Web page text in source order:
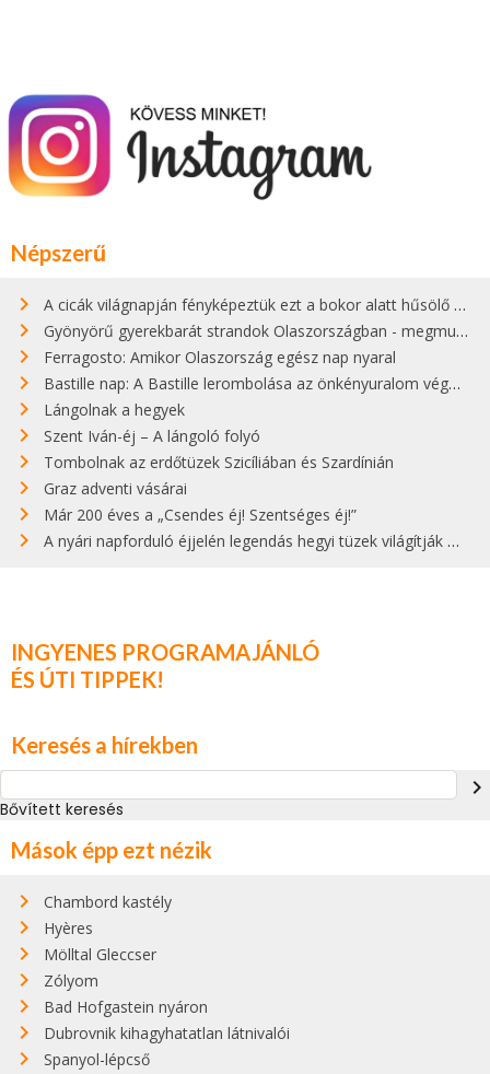
Népszerű
A cicák világnapján fényképeztük ezt a bokor alatt hűsölő cicát Kisorosziban
Gyönyörű gyerekbarát strandok Olaszországban - megmutatjuk a 15 legjobbat
Ferragosto: Amikor Olaszország egész nap nyaral
Bastille nap: A Bastille lerombolása az önkényuralom végét jelentette
Lángolnak a hegyek
Szent Iván-éj – A lángoló folyó
Tombolnak az erdőtüzek Szicíliában és Szardínián
Graz adventi vásárai
Már 200 éves a „Csendes éj! Szentséges éj!”
A nyári napforduló éjjelén legendás hegyi tüzek világítják meg Zugspitzét
INGYENES PROGRAMAJÁNLÓ
ÉS ÚTI TIPPEK!
Keresés a hírekben
navigate_next
Bővített keresés
Mások épp ezt nézik
Chambord kastély
Hyères
Mölltal Gleccser
Zólyom
Bad Hofgastein nyáron
Dubrovnik kihagyhatatlan látnivalói
Spanyol-lépcső